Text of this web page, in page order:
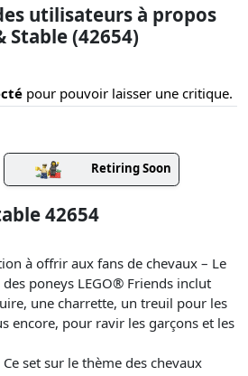
utilisateurs à propos
Stable (42654)
pour pouvoir laisser une critique.
Retiring Soon
42654
à offrir aux fans de chevaux – Le
poneys LEGO® Friends inclut
une charrette, un treuil pour les
encore, pour ravir les garçons et les
set sur le thème des chevaux